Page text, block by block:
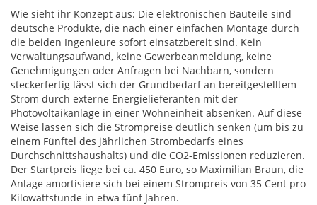
Wie sieht ihr Konzept aus: Die elektronischen Bauteile sind
deutsche Produkte, die nach einer einfachen Montage durch
die beiden Ingenieure sofort einsatzbereit sind. Kein
Verwaltungsaufwand, keine Gewerbeanmeldung, keine
Genehmigungen oder Anfragen bei Nachbarn, sondern
steckerfertig lässt sich der Grundbedarf an bereitgestelltem
Strom durch externe Energielieferanten mit der
Photovoltaikanlage in einer Wohneinheit absenken. Auf diese
Weise lassen sich die Strompreise deutlich senken (um bis zu
einem Fünftel des jährlichen Strombedarfs eines
Durchschnittshaushalts) und die CO2-Emissionen reduzieren.
Der Startpreis liege bei ca. 450 Euro, so Maximilian Braun, die
Anlage amortisiere sich bei einem Strompreis von 35 Cent pro
Kilowattstunde in etwa fünf Jahren.